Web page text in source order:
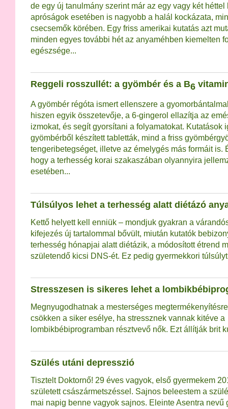
de egy új tanulmány szerint már az egy vagy két
apróságok esetében is nagyobb a halál kockázata,
csecsemők körében. Egy friss amerikai kutatás azt
minden egyes további hét az anyaméhben kiemelten
egészsége...
Reggeli rosszullét: a gyömbér és a B6
A gyömbér régóta ismert ellenszere a
hiszen egyik összetevője, a 6-gingerol ellazítja az
izmokat, és segít gyorsítani a folyamatokat. Kutatások
gyömbérből készített tabletták, mind a friss
tengeribetegséget, illetve az émelygés más formáit is.
hogy a terhesség korai szakaszában olyannyira
esetében...
Túlsúlyos lehet a terhesség alatt diétázó
Kettő helyett kell enniük – mondjuk gyakran a
kifejezés új tartalommal bővült, miután kutatók
terhesség hónapjai alatt diétázik, a módosított étrend
születendő kicsi DNS-ét. Ez pedig gyermekkori
Stresszesen is sikeres lehet a
Megnyugodhatnak a mesterséges
csökken a siker esélye, ha stressznek vannak kitéve a
lombikbébiprogramban résztvevő nők. Ezt állítják brit
Szülés utáni depresszió
Tisztelt Doktornő! 29 éves vagyok, első gyermekem
született császármetszéssel. Sajnos beleestem a
mai napig benne vagyok sajnos. Eleinte Asentra nevű